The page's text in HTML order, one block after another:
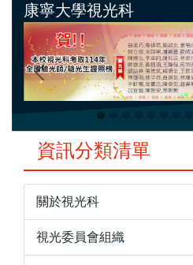
康寧大學視光科
資訊分類清單
關於視光科
視光委員會組織